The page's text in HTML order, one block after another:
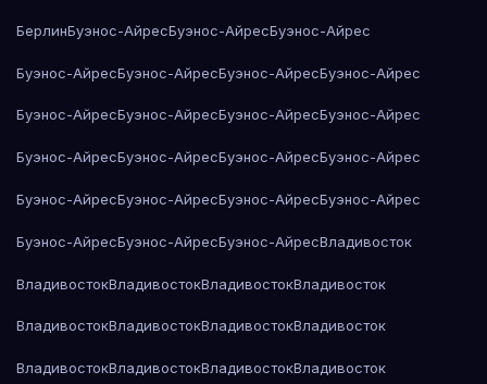
БерлинБуэнос-АйресБуэнос-АйресБуэнос-Айрес
Буэнос-АйресБуэнос-АйресБуэнос-АйресБуэнос-Айрес
Буэнос-АйресБуэнос-АйресБуэнос-АйресБуэнос-Айрес
Буэнос-АйресБуэнос-АйресБуэнос-АйресБуэнос-Айрес
Буэнос-АйресБуэнос-АйресБуэнос-АйресБуэнос-Айрес
Буэнос-АйресБуэнос-АйресБуэнос-АйресВладивосток
ВладивостокВладивостокВладивостокВладивосток
ВладивостокВладивостокВладивостокВладивосток
ВладивостокВладивостокВладивостокВладивосток